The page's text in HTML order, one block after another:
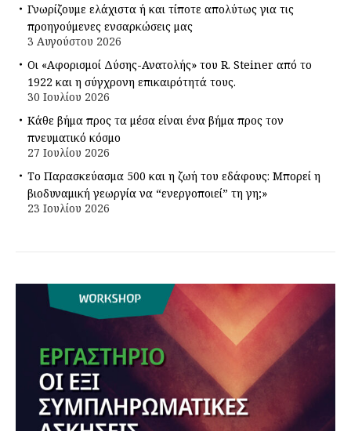
Γνωρίζουμε ελάχιστα ή και τίποτε απολύτως για τις
προηγούμενες ενσαρκώσεις μας
3 Αυγούστου 2026
Οι «Αφορισμοί Δύσης-Ανατολής» του R. Steiner από το
1922 και η σύγχρονη επικαιρότητά τους.
30 Ιουλίου 2026
Κάθε βήμα προς τα μέσα είναι ένα βήμα προς τον
πνευματικό κόσμο
27 Ιουλίου 2026
Το Παρασκεύασμα 500 και η ζωή του εδάφους: Μπορεί η
βιοδυναμική γεωργία να “ενεργοποιεί” τη γη;»
23 Ιουλίου 2026